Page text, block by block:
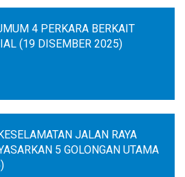
4 PERKARA BERKAIT
(19 DISEMBER 2025)
JALAN RAYA
5 GOLONGAN UTAMA